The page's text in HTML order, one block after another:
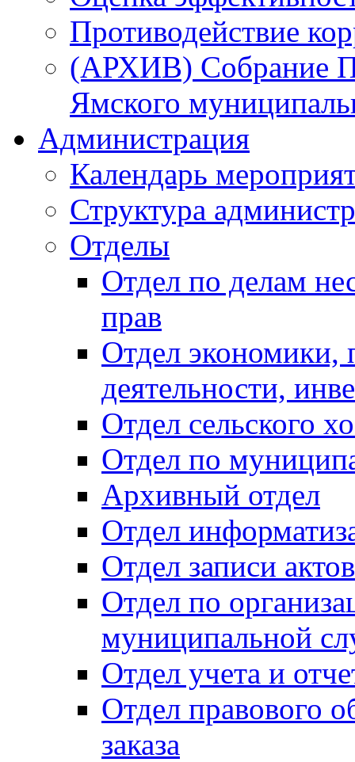
Противодействие
(АРХИВ) Собрание
Ямского
Администрация
Календарь
Структура
Отделы
Отдел по делам
прав
Отдел экономики,
деятельности,
Отдел сельского
Отдел по
Архивный отдел
Отдел
Отдел записи
Отдел по
муниципальной
Отдел учета и
Отдел правового
заказа